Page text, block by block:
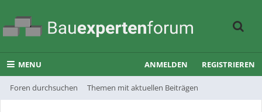
MENU
Foren durchsuchen Themen mit aktuellen Beiträgen
ANMELDEN REGISTRIEREN